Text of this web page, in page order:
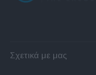
Σχετικά με μας